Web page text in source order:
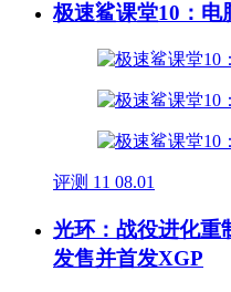
极速鲨课堂10：电
评测 11 08.01
光环：战役进化重
发售并首发XGP